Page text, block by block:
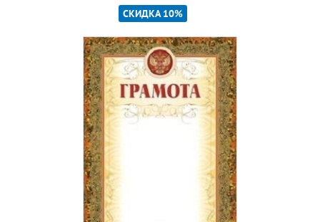
СКИДКА 10%